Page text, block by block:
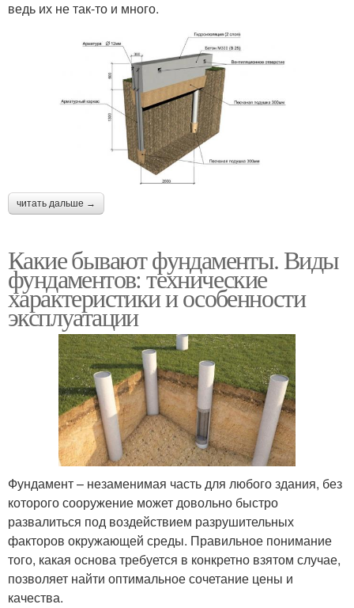
ведь их не так-то и много.
читать дальше →
Какие бывают фундаменты. Виды
фундаментов: технические
характеристики и особенности
эксплуатации
Фундамент – незаменимая часть для любого здания, без
которого сооружение может довольно быстро
развалиться под воздействием разрушительных
факторов окружающей среды. Правильное понимание
того, какая основа требуется в конкретно взятом случае,
позволяет найти оптимальное сочетание цены и
качества.